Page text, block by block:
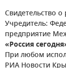
Свидетельство
Учредитель:
предприятие
«Россия
При любом